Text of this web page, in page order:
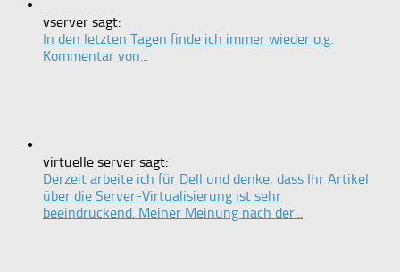
vserver sagt:
In den letzten Tagen finde ich immer wieder o.g.
Kommentar von...
virtuelle server sagt:
Derzeit arbeite ich für Dell und denke, dass Ihr Artikel
über die Server-Virtualisierung ist sehr
beeindruckend. Meiner Meinung nach der...